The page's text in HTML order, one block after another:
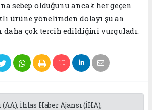
sebep olduğunu ancak her geçen
ürüne yönelimden dolayı şu an
daha çok tercih edildiğini vurguladı.
İhlas Haber Ajansı (İHA),